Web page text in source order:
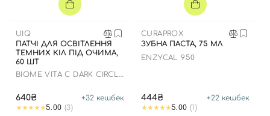
UIQ
ПАТЧІ ДЛЯ ОСВІТЛЕННЯ
ТЕМНИХ КІЛ ПІД ОЧИМА,
60 ШТ
BIOME VITA C DARK CIRCLE
640₴ +32 кешбек
5.00 (3)
CURAPROX
ЗУБНА ПАСТА, 75 МЛ
ENZYCAL 950
444₴ +22 кешбек
5.00 (1)